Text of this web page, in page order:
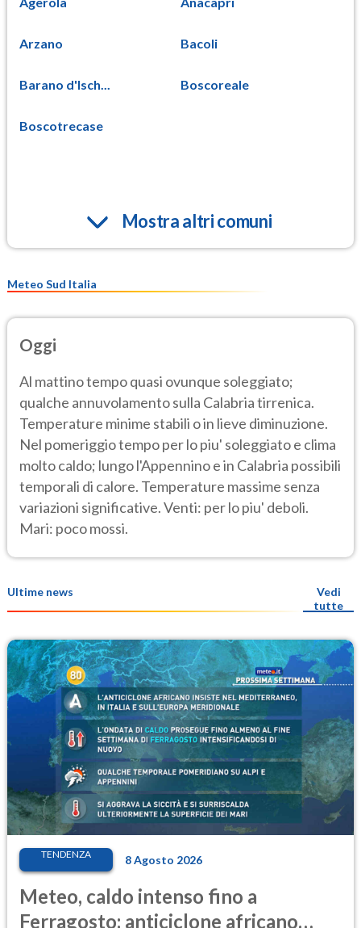
Arzano Bacoli
Barano d'Isch... Boscoreale
Boscotrecase
Mostra altri comuni
Meteo Sud Italia
Oggi
Al mattino tempo quasi ovunque soleggiato;
qualche annuvolamento sulla Calabria tirrenica.
Temperature minime stabili o in lieve diminuzione.
Nel pomeriggio tempo per lo piu' soleggiato e clima
molto caldo; lungo l'Appennino e in Calabria possibili
temporali di calore. Temperature massime senza
variazioni significative. Venti: per lo piu' deboli.
Mari: poco mossi.
Ultime news
Vedi
tutte
TENDENZA 8 Agosto 2026
Meteo, caldo intenso fino a
Ferragosto: anticiclone africano